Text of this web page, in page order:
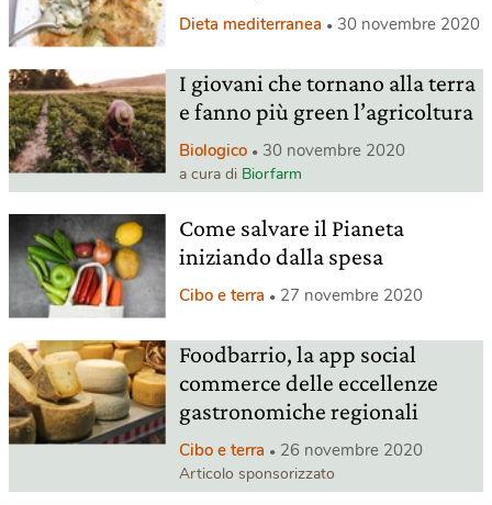
Dieta mediterranea 30 novembre 2020
I giovani che tornano alla terra
e fanno più green l’agricoltura
Biologico 30 novembre 2020
a cura di Biorfarm
Come salvare il Pianeta
iniziando dalla spesa
Cibo e terra 27 novembre 2020
Foodbarrio, la app social
commerce delle eccellenze
gastronomiche regionali
Cibo e terra 26 novembre 2020
Articolo sponsorizzato